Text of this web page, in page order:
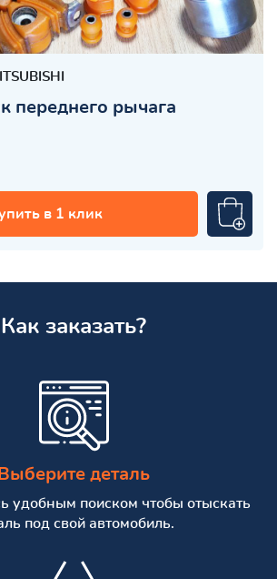
переднего рычага
в 1 клик
Как заказать?
деталь
удобным поиском чтобы отыскать
под свой автомобиль.